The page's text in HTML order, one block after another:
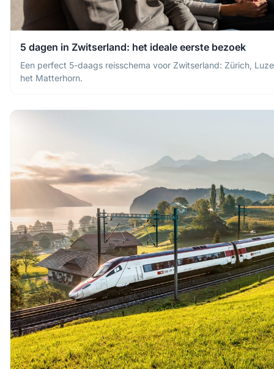
5 dagen in Zwitserland: het ideale eerste bezoek
Een perfect 5-daags reisschema voor Zwitserland: Zürich,
het Matterhorn.